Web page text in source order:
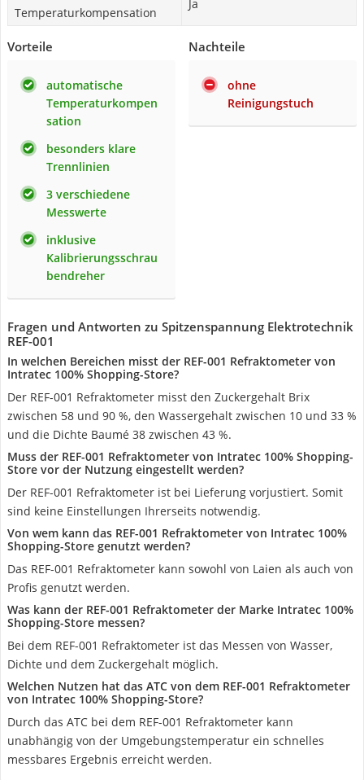
Temperaturkompensation
Ja
Vorteile
automatische
Temperaturkompen
sation
besonders klare
Trennlinien
3 verschiedene
Messwerte
inklusive
Kalibrierungsschrau
bendreher
Nachteile
ohne
Reinigungstuch
Fragen und Antworten zu Spitzenspannung Elektrotechnik
REF-001
In welchen Bereichen misst der REF-001 Refraktometer von
Intratec 100% Shopping-Store?
Der REF-001 Refraktometer misst den Zuckergehalt Brix
zwischen 58 und 90 %, den Wassergehalt zwischen 10 und 33 %
und die Dichte Baumé 38 zwischen 43 %.
Muss der REF-001 Refraktometer von Intratec 100% Shopping-
Store vor der Nutzung eingestellt werden?
Der REF-001 Refraktometer ist bei Lieferung vorjustiert. Somit
sind keine Einstellungen Ihrerseits notwendig.
Von wem kann das REF-001 Refraktometer von Intratec 100%
Shopping-Store genutzt werden?
Das REF-001 Refraktometer kann sowohl von Laien als auch von
Profis genutzt werden.
Was kann der REF-001 Refraktometer der Marke Intratec 100%
Shopping-Store messen?
Bei dem REF-001 Refraktometer ist das Messen von Wasser,
Dichte und dem Zuckergehalt möglich.
Welchen Nutzen hat das ATC von dem REF-001 Refraktometer
von Intratec 100% Shopping-Store?
Durch das ATC bei dem REF-001 Refraktometer kann
unabhängig von der Umgebungstemperatur ein schnelles
messbares Ergebnis erreicht werden.